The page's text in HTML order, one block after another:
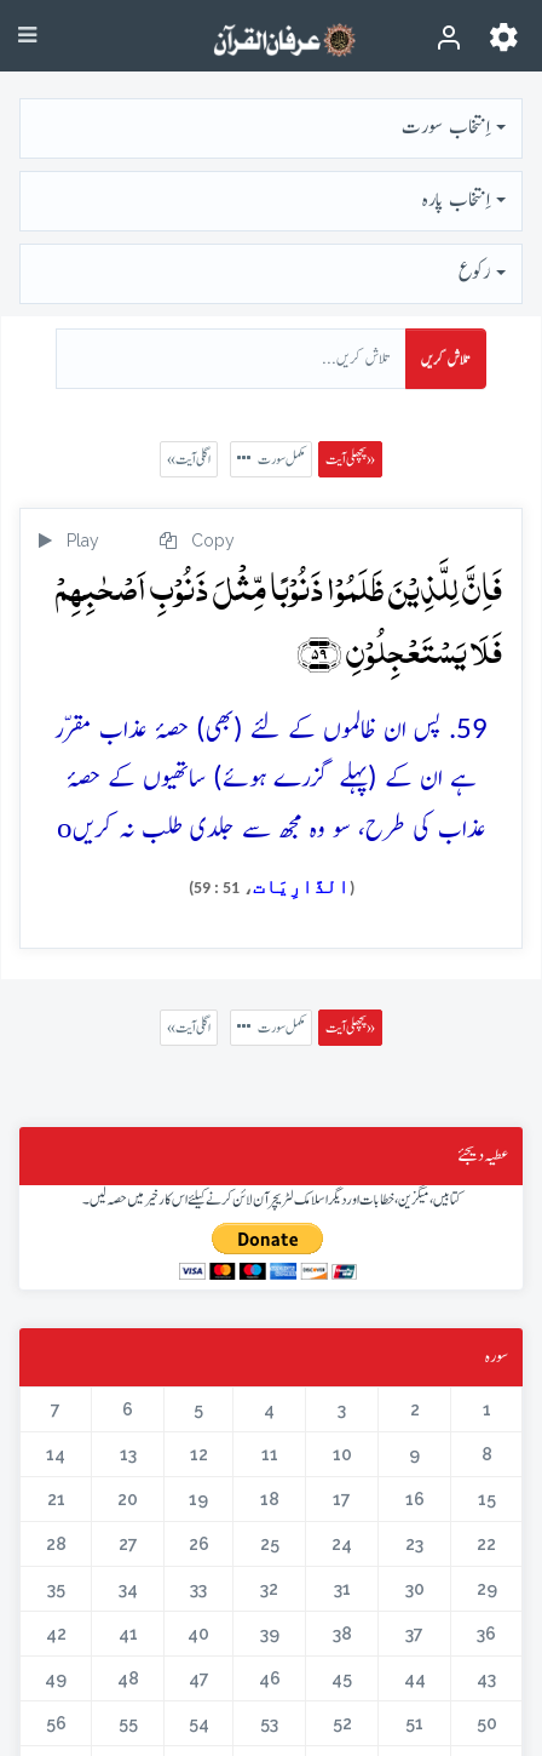
اِنتخاب سورت
اِنتخاب پارہ
رُكوع
تلاش کریں
پچھلی آیت » مکمل سورت « اگلی آیت
Play Copy
فَاِنَّ لِلَّذِیۡنَ ظَلَمُوۡا ذَنُوۡبًا مِّثۡلَ ذَنُوۡبِ اَصۡحٰبِہِمۡ
فَلَا یَسۡتَعۡجِلُوۡنِ ﴿۵۹﴾
59. پس ان ظالموں کے لئے (بھی) حصۂ عذاب مقرّر
ہے ان کے (پہلے گزرے ہوئے) ساتھیوں کے حصۂ
عذاب کی طرح، سو وہ مجھ سے جلدی طلب نہ کریںo
( الذَّارِيَات، 51 : 59)
پچھلی آیت » مکمل سورت « اگلی آیت
عطیہ دیجئے
کتابیں، میگزین، خطابات اور دیگر اسلامک لٹریچر آن لائن کرنے کیلئے اس کار خیر میں حصہ لیں۔
سورہ
1
2
3
4
5
6
7
8
9
10
11
12
13
14
15
16
17
18
19
20
21
22
23
24
25
26
27
28
29
30
31
32
33
34
35
36
37
38
39
40
41
42
43
44
45
46
47
48
49
50
51
52
53
54
55
56